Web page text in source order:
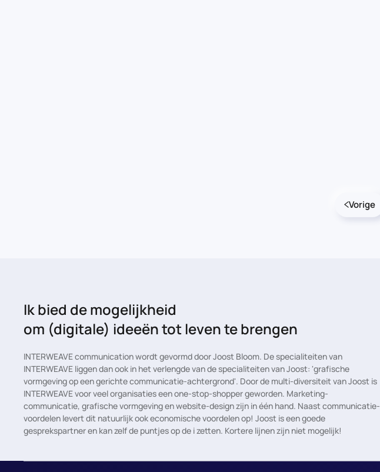
Vorige
Ik bied de mogelijkheid
om (digitale) ideeën tot leven te brengen
INTERWEAVE communication wordt gevormd door Joost Bloom. De specialiteiten van
INTERWEAVE liggen dan ook in het verlengde van de specialiteiten van Joost: 'grafische
vormgeving op een gerichte communicatie-achtergrond'. Door de multi-diversiteit van Joost is
INTERWEAVE voor veel organisaties een one-stop-shopper geworden. Marketing-
communicatie, grafische vormgeving en website-design zijn in één hand. Naast communicatie-
voordelen levert dit natuurlijk ook economische voordelen op! Joost is een goede
gesprekspartner en kan zelf de puntjes op de i zetten. Kortere lijnen zijn niet mogelijk!